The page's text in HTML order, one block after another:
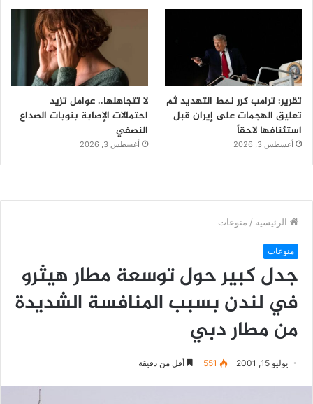
تقرير: ترامب كرر نمط التهديد ثم
تعليق الهجمات على إيران قبل
استئنافها لاحقاً
أغسطس 3, 2026
لا تتجاهلها.. عوامل تزيد
احتمالات الإصابة بنوبات الصداع
النصفي
أغسطس 3, 2026